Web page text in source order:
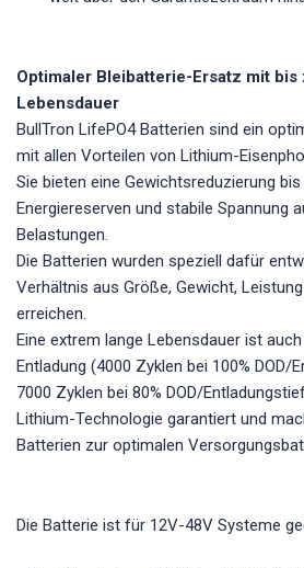
Optimaler Bleibatterie-Ersatz mit
Lebensdauer
BullTron LifePO4 Batterien sind ein
mit allen Vorteilen von Lithium-
Sie bieten eine Gewichtsreduzierung bis
Energiereserven und stabile Spannung
Belastungen.
Die Batterien wurden speziell dafür
Verhältnis aus Größe, Gewicht,
erreichen.
Eine extrem lange Lebensdauer ist
Entladung (4000 Zyklen bei 100% DOD/
7000 Zyklen bei 80% DOD/
Lithium-Technologie garantiert und
Batterien zur optimalen
Die Batterie ist für 12V-48V Systeme